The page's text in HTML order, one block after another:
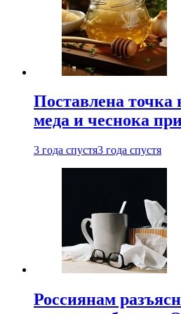
Поставлена точка
меда и чеснока
3 года спустя3 года спустя
Россиянам